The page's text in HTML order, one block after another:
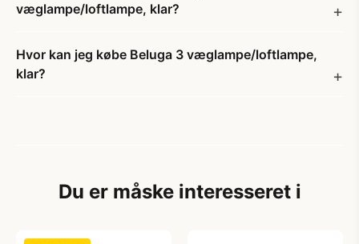
væglampe/loftlampe, klar?
Hvor kan jeg købe Beluga 3 væglampe/loftlampe,
klar?
Du er måske interesseret i